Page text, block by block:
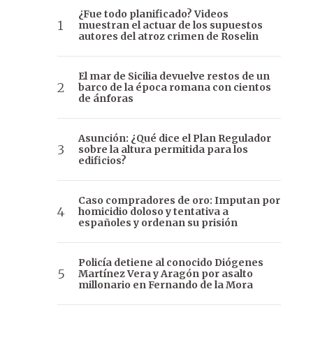
¿Fue todo planificado? Videos
muestran el actuar de los supuestos
autores del atroz crimen de Roselin
El mar de Sicilia devuelve restos de un
barco de la época romana con cientos
de ánforas
Asunción: ¿Qué dice el Plan Regulador
sobre la altura permitida para los
edificios?
Caso compradores de oro: Imputan por
homicidio doloso y tentativa a
españoles y ordenan su prisión
Policía detiene al conocido Diógenes
Martínez Vera y Aragón por asalto
millonario en Fernando de la Mora